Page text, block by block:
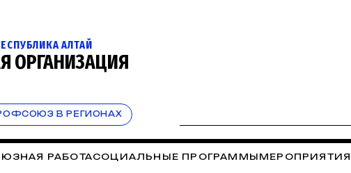
АЛТАЙ
ОРГАНИЗАЦИЯ
В РЕГИОНАХ
РАБОТАСОЦИАЛЬНЫЕ ПРОГРАММЫ МЕРОПРИЯТИЯ